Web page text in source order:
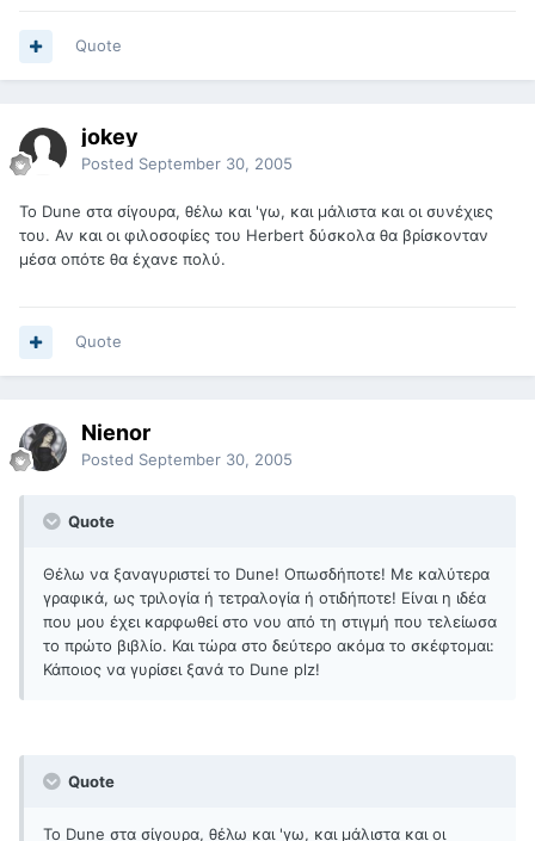
Quote
jokey
Posted September 30, 2005
Το Dune στα σίγουρα, θέλω και 'γω, και μάλιστα και οι συνέχιες
του. Αν και οι φιλοσοφίες του Herbert δύσκολα θα βρίσκονταν
μέσα οπότε θα έχανε πολύ.
Quote
Nienor
Posted September 30, 2005
Quote
Θέλω να ξαναγυριστεί το Dune! Οπωσδήποτε! Με καλύτερα
γραφικά, ως τριλογία ή τετραλογία ή οτιδήποτε! Είναι η ιδέα
που μου έχει καρφωθεί στο νου από τη στιγμή που τελείωσα
το πρώτο βιβλίο. Και τώρα στο δεύτερο ακόμα το σκέφτομαι:
Κάποιος να γυρίσει ξανά το Dune plz!
Quote
Το Dune στα σίγουρα, θέλω και 'γω, και μάλιστα και οι